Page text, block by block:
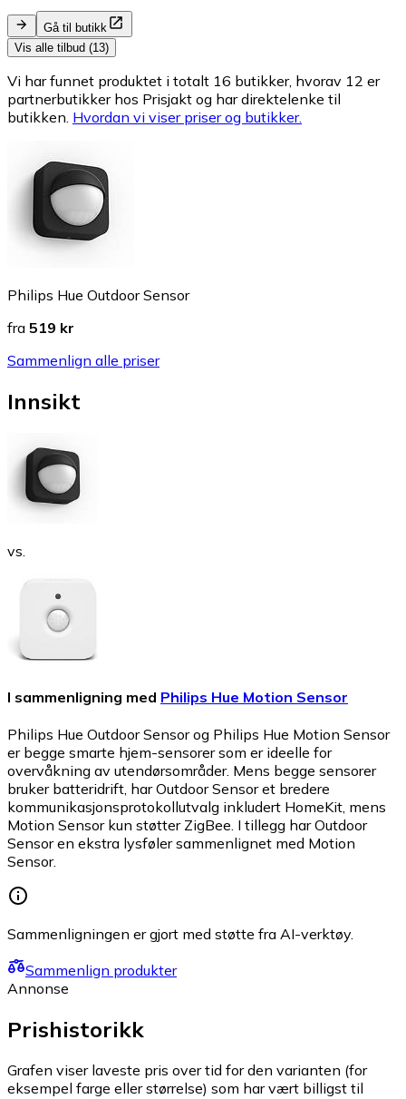
Gå til butikk
Vis alle tilbud (13)
Vi har funnet produktet i totalt 16 butikker, hvorav 12 er
partnerbutikker hos Prisjakt og har direktelenke til
butikken. Hvordan vi viser priser og butikker.
Philips Hue Outdoor Sensor
fra 519 kr
Sammenlign alle priser
Innsikt
vs.
I sammenligning med Philips Hue Motion Sensor
Philips Hue Outdoor Sensor og Philips Hue Motion Sensor
er begge smarte hjem-sensorer som er ideelle for
overvåkning av utendørsområder. Mens begge sensorer
bruker batteridrift, har Outdoor Sensor et bredere
kommunikasjonsprotokollutvalg inkludert HomeKit, mens
Motion Sensor kun støtter ZigBee. I tillegg har Outdoor
Sensor en ekstra lysføler sammenlignet med Motion
Sensor.
Sammenligningen er gjort med støtte fra AI-verktøy.
Sammenlign produkter
Annonse
Prishistorikk
Grafen viser laveste pris over tid for den varianten (for
eksempel farge eller størrelse) som har vært billigst til